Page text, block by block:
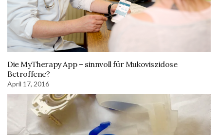
Die MyTherapy App – sinnvoll für Mukoviszidose
Betroffene?
April 17, 2016